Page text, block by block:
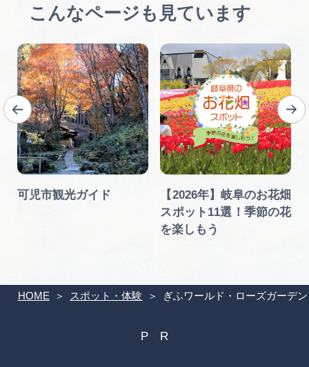
HOME スポット・体験 ぎふワールド・ローズガーデン
こんなページも見ています
可児市観光ガイド
【2026年】岐阜のお花畑
スポット11選！季節の花
を楽しもう